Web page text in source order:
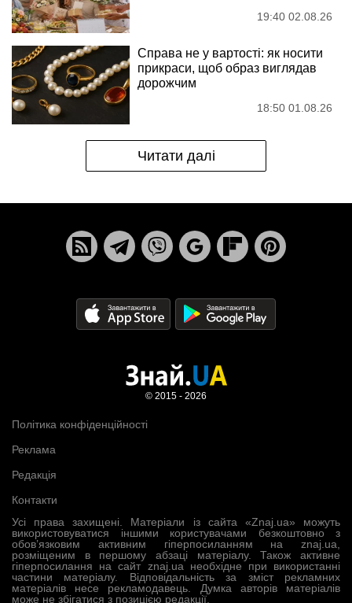
19:40 02.08.26
Справа не у вартості: як носити
прикраси, щоб образ виглядав
дорожчим
18:50 01.08.26
Читати далі
Усі права захищені. Матеріали із сайта «Znaj.ua» можуть
використовуватися іншими користувачами безкоштовно з
обов’язковим активним гіперпосиланням на znaj.ua,
розміщеним в першому абзаці матеріалу. Також активне
гіперпосилання на сайт znaj.ua необхідне при використанні
частини матеріалу. Відповідальність за зміст рекламних
матеріалів несе рекламодавець. Думка авторів матеріалів
може не збігатися з позицією редакції.
Політика конфіденційності
Реклама
Редакція
Контакти
© 2015 - 2026